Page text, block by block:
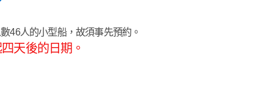
46人的小型船，故須事先預約。
天後的日期。